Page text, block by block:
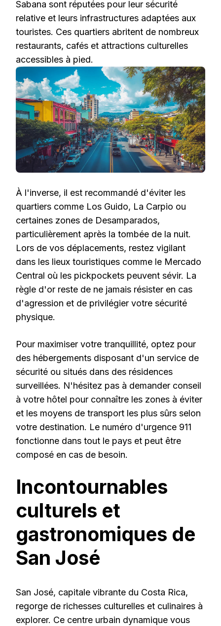
Sabana sont réputées pour leur sécurité
relative et leurs infrastructures adaptées aux
touristes. Ces quartiers abritent de nombreux
restaurants, cafés et attractions culturelles
accessibles à pied.
À l'inverse, il est recommandé d'éviter les
quartiers comme Los Guido, La Carpio ou
certaines zones de Desamparados,
particulièrement après la tombée de la nuit.
Lors de vos déplacements, restez vigilant
dans les lieux touristiques comme le Mercado
Central où les pickpockets peuvent sévir. La
règle d'or reste de ne jamais résister en cas
d'agression et de privilégier votre sécurité
physique.
Pour maximiser votre tranquillité, optez pour
des hébergements disposant d'un service de
sécurité ou situés dans des résidences
surveillées. N'hésitez pas à demander conseil
à votre hôtel pour connaître les zones à éviter
et les moyens de transport les plus sûrs selon
votre destination. Le numéro d'urgence 911
fonctionne dans tout le pays et peut être
composé en cas de besoin.
Incontournables
culturels et
gastronomiques de
San José
San José, capitale vibrante du Costa Rica,
regorge de richesses culturelles et culinaires à
explorer. Ce centre urbain dynamique vous